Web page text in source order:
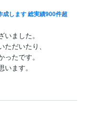
します 総実績900件超
ました。
だいたり、
たです。
ます。